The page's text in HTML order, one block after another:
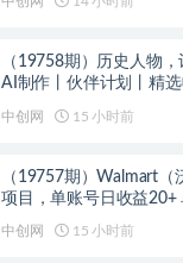
（19758期）历史人物
AI制作丨伙伴计划丨精
中创网 15 小时前
（19757期）Walmart
项目，单账号日收益20+
中创网 15 小时前